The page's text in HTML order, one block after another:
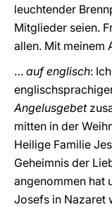
leuchtender
Mitglieder seien.
allen. Mit meinem
… auf englisch:
Angelusgebet
mitten in der
Heilige Familie
Geheimnis der
angenommen hat
Josefs in Nazaret